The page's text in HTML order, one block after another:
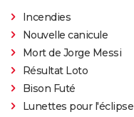
Incendies
Nouvelle canicule
Mort de Jorge Messi
Résultat Loto
Bison Futé
Lunettes pour l'éclipse